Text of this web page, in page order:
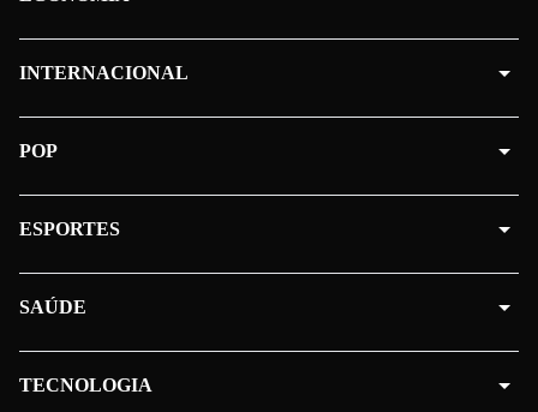
INTERNACIONAL
POP
ESPORTES
SAÚDE
TECNOLOGIA